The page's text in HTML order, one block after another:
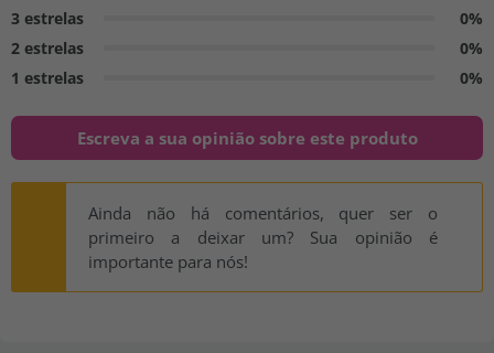
3 estrelas
0%
2 estrelas
0%
1 estrelas
0%
Escreva a sua opinião sobre este produto
Ainda não há comentários, quer ser o
primeiro a deixar um? Sua opinião é
importante para nós!